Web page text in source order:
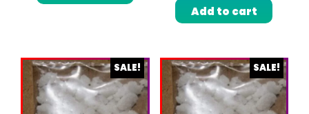
Add to cart
SALE! SALE!